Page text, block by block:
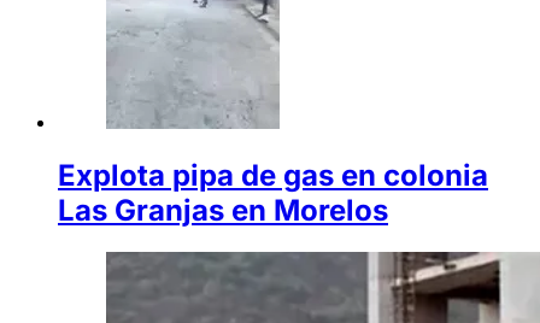
Explota pipa de gas en colonia
Las Granjas en Morelos